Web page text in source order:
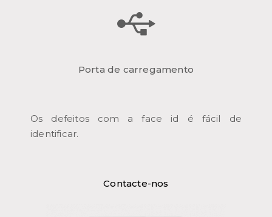
Porta de carregamento
Os defeitos com a face id é fácil de
identificar.
Contacte-nos